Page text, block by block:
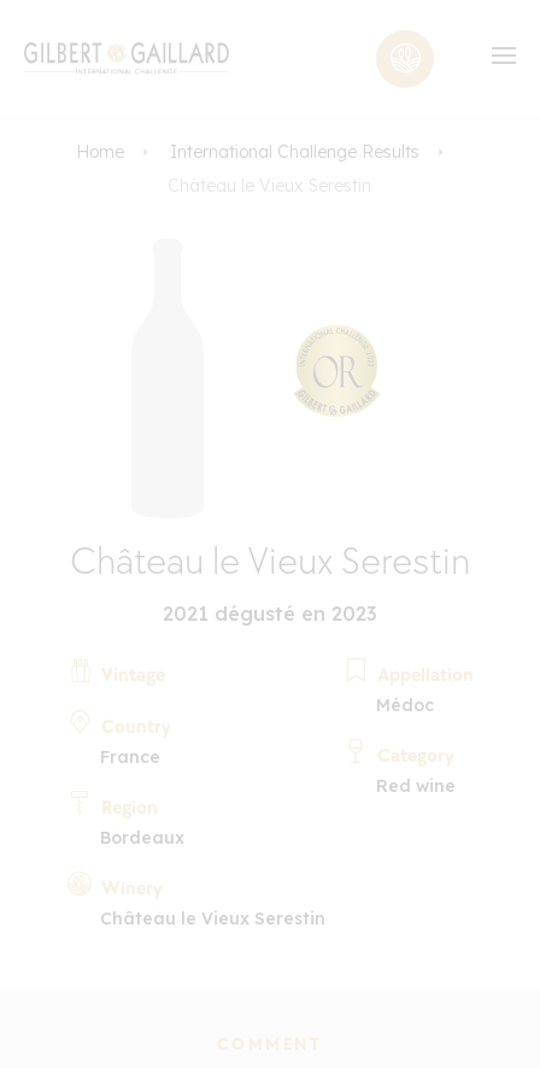
Home
International Challenge Results
Château le Vieux Serestin
Château le Vieux Serestin
2021 dégusté en 2023
Vintage
Country
France
Region
Bordeaux
Winery
Château le Vieux Serestin
Appellation
Médoc
Category
Red wine
COMMENT